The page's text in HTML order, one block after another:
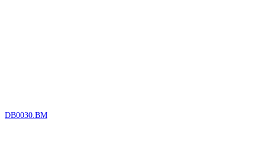
DB0030.BM